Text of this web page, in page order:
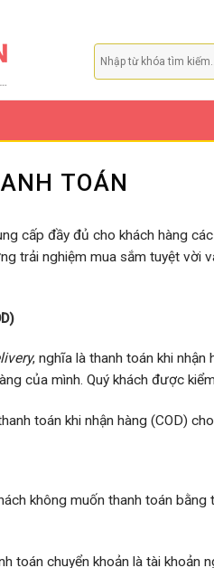
TOÁN
cấp đầy đủ cho khách hàng
trải nghiệm mua sắm tuyệt vời
, nghĩa là thanh toán khi
của mình. Quý khách được
toán khi nhận hàng (COD)
không muốn thanh toán
toán chuyển khoản là tài khoản